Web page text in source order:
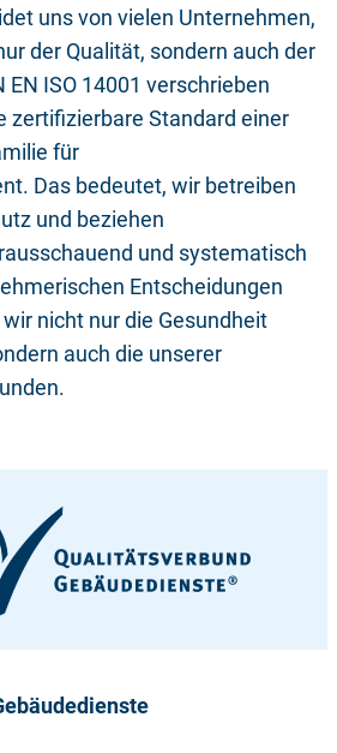
uns von vielen Unternehmen,
der Qualität, sondern auch der
ISO 14001 verschrieben
zertifizierbare Standard einer
für
Das bedeutet, wir betreiben
und beziehen
und systematisch
Entscheidungen
nicht nur die Gesundheit
auch die unserer